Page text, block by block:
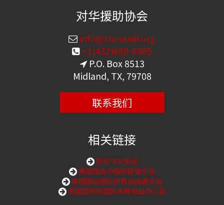
对华援助协会
info@chinaaid.org
+1(432)689-6985
P.O. Box 8513
Midland, TX, 79708
联系我们
相关链接
购买中文圣经
美国国会中国问题委员会
美国国会国际宗教自由委员会
美国国务院国际宗教自由办公室